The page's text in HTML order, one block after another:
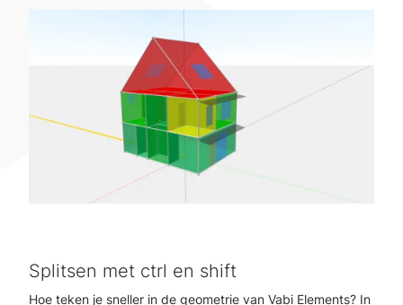
Splitsen met ctrl en shift
Hoe teken je sneller in de geometrie van Vabi Elements? In